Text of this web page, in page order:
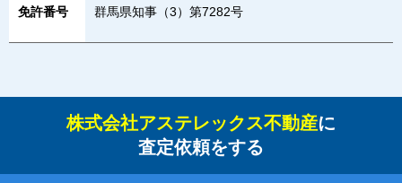
免許番号 群馬県知事（3）第7282号
株式会社アステレックス不動産に
査定依頼をする